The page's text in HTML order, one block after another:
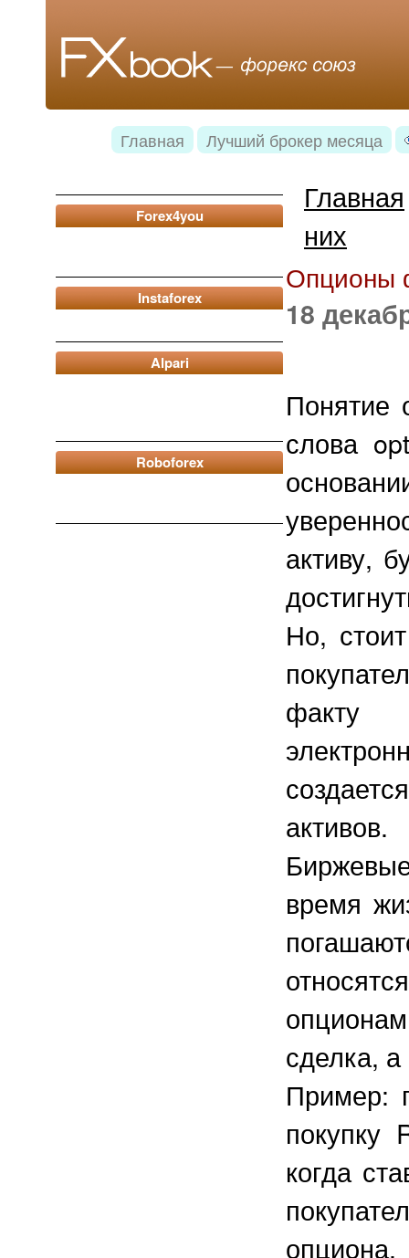
Главная Лучший брокер месяца
Forex4you
Instaforex
Alpari
Roboforex
Главная
них
Опционы
18
Понятие
слова
активу,
Но,
факту
активов.
время
сделка,
Пример:
покупку
когда